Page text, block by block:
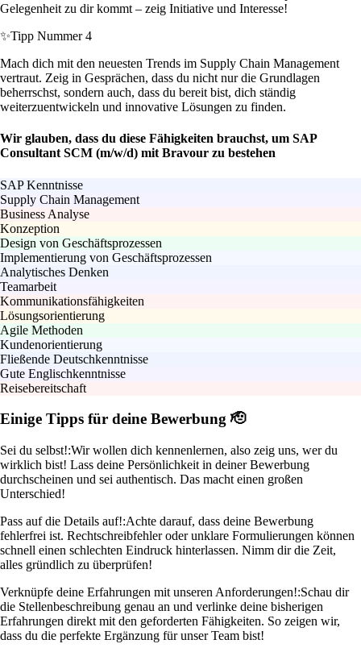
Gelegenheit zu dir kommt – zeig Initiative und Interesse!
✨Tipp Nummer 4
Mach dich mit den neuesten Trends im Supply Chain Management
vertraut. Zeig in Gesprächen, dass du nicht nur die Grundlagen
beherrschst, sondern auch, dass du bereit bist, dich ständig
weiterzuentwickeln und innovative Lösungen zu finden.
Wir glauben, dass du diese Fähigkeiten brauchst, um SAP
Consultant SCM (m/w/d) mit Bravour zu bestehen
SAP Kenntnisse
Supply Chain Management
Business Analyse
Konzeption
Design von Geschäftsprozessen
Implementierung von Geschäftsprozessen
Analytisches Denken
Teamarbeit
Kommunikationsfähigkeiten
Lösungsorientierung
Agile Methoden
Kundenorientierung
Fließende Deutschkenntnisse
Gute Englischkenntnisse
Reisebereitschaft
Einige Tipps für deine Bewerbung 🫡
Sei du selbst!:Wir wollen dich kennenlernen, also zeig uns, wer du
wirklich bist! Lass deine Persönlichkeit in deiner Bewerbung
durchscheinen und sei authentisch. Das macht einen großen
Unterschied!
Pass auf die Details auf!:Achte darauf, dass deine Bewerbung
fehlerfrei ist. Rechtschreibfehler oder unklare Formulierungen können
schnell einen schlechten Eindruck hinterlassen. Nimm dir die Zeit,
alles gründlich zu überprüfen!
Verknüpfe deine Erfahrungen mit unseren Anforderungen!:Schau dir
die Stellenbeschreibung genau an und verlinke deine bisherigen
Erfahrungen direkt mit den geforderten Fähigkeiten. So zeigen wir,
dass du die perfekte Ergänzung für unser Team bist!